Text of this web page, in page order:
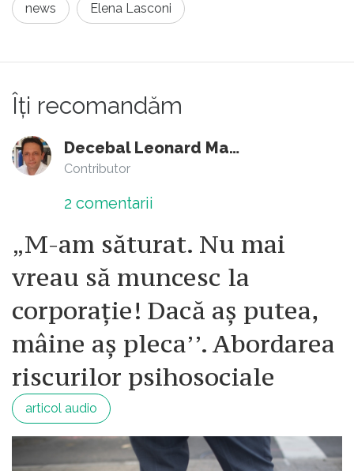
news Elena Lasconi
Îți recomandăm
Decebal Leonard Marin
Contributor
2 comentarii
„M-am săturat. Nu mai
vreau să muncesc la
corporație! Dacă aș putea,
mâine aș pleca’’. Abordarea
riscurilor psihosociale
articol audio